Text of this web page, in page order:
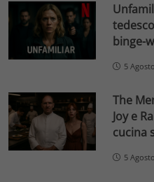
binge-
5
The
Joy e
cucina
5